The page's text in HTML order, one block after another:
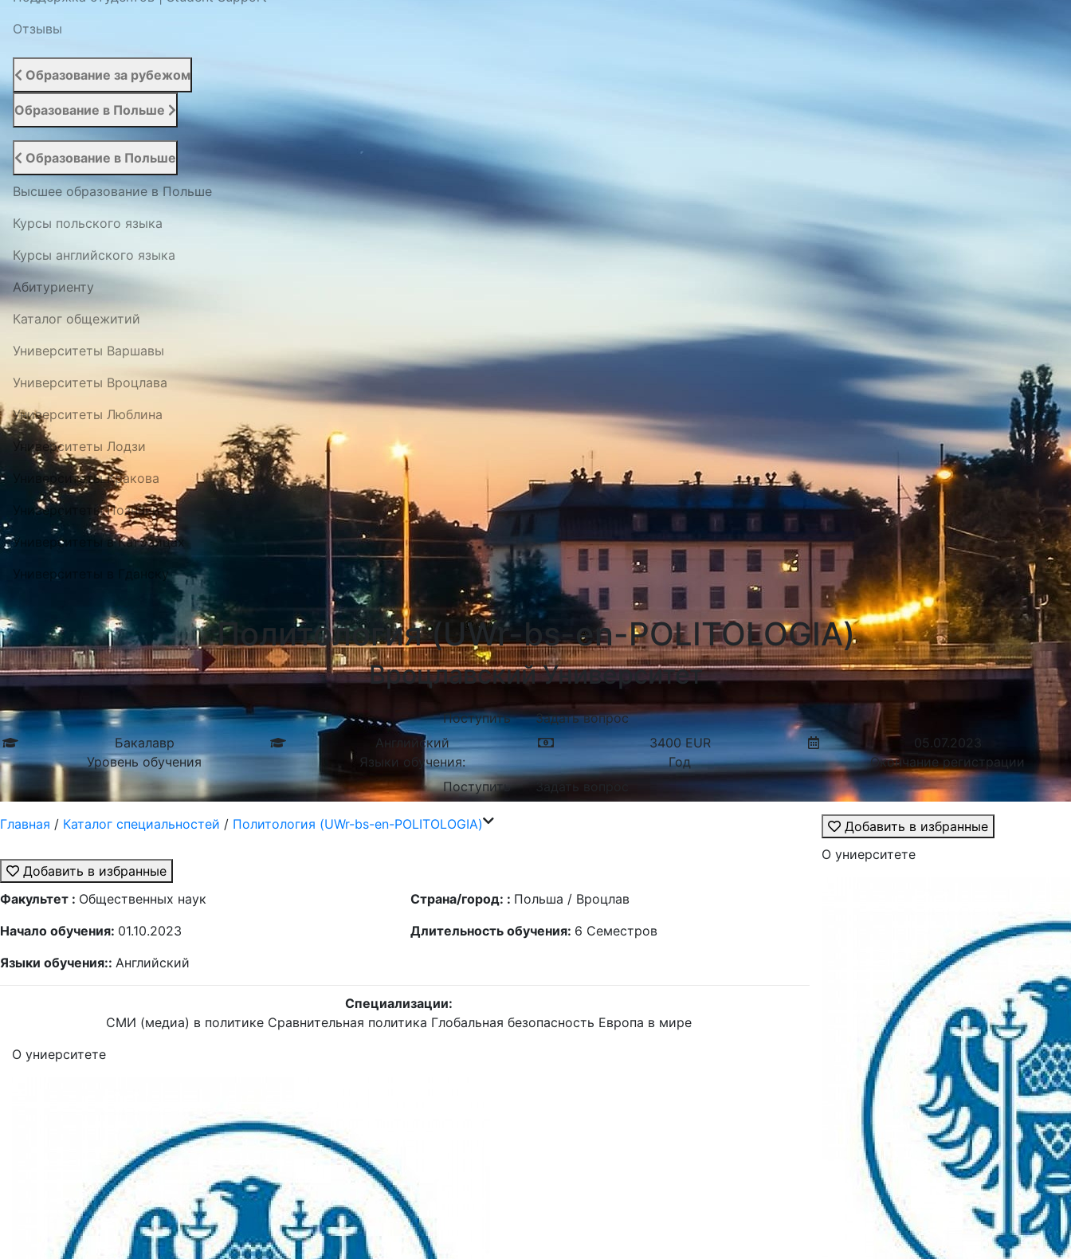
Отзывы
Образование за рубежом
Образование в Польше
Образование в Польше
Высшее образование в Польше
Курсы польского языка
Курсы английского языка
Абитуриенту
Каталог общежитий
Университеты Варшавы
Университеты Вроцлава
Университеты Люблина
Университеты Лодзи
Университеты Кракова
Университеты Познани
Университеты в Катовицах
Университеты в Гданску
Политология (UWr-bs-en-POLITOLOGIA)
Вроцлавский Университет
Поступить
Задать вопрос
Бакалавр
Уровень обучения
Английский
Языки обучения:
3400 EUR
Год
05.07.2023
Окончание регистрации
Поступить
Задать вопрос
Главная / Каталог специальностей / Политология (UWr-bs-en-POLITOLOGIA)
Добавить в избранные
Факультет : Общественных наук Страна/город: : Польша / Вроцлав
Начало обучения: 01.10.2023 Длительность обучения: 6 Семестров
Языки обучения:: Английский
Специализации:
СМИ (медиа) в политике Сравнительная политика Глобальная безопасность Европа в мире
О униерситете
Добавить в избранные
О униерситете